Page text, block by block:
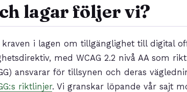
lagar följer vi?
i lagen om tillgänglighet till digital
med WCAG 2.2 nivå AA som
ansvarar för tillsynen och deras
riktlinjer. Vi granskar löpande vår sajt